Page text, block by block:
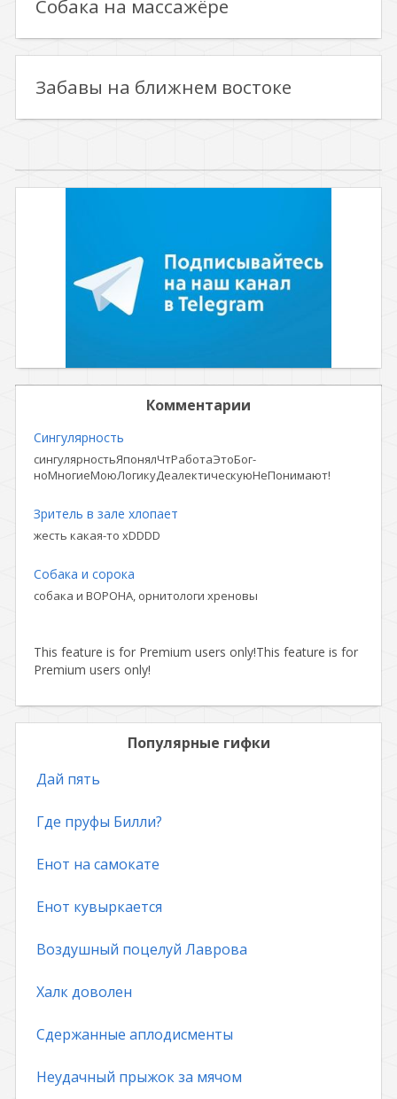
Собака на массажёре
Забавы на ближнем востоке
Комментарии
Сингулярность
сингулярностьЯпонялЧтРаботаЭтоБог-
ноМногиеМоюЛогикуДеалектическуюНеПонимают!
Зритель в зале хлопает
жесть какая-то xDDDD
Собака и сорока
собака и ВОРОНА, орнитологи хреновы
This feature is for Premium users only!This feature is for
Premium users only!
Популярные гифки
Дай пять
Где пруфы Билли?
Енот на самокате
Енот кувыркается
Воздушный поцелуй Лаврова
Халк доволен
Сдержанные аплодисменты
Неудачный прыжок за мячом